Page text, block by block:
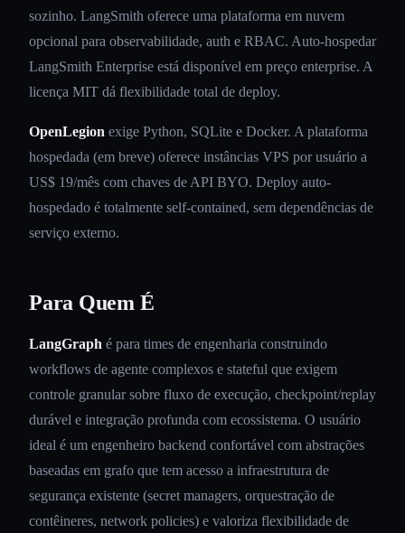
sozinho. LangSmith oferece uma plataforma em nuvem
opcional para observabilidade, auth e RBAC. Auto-hospedar
LangSmith Enterprise está disponível em preço enterprise. A
licença MIT dá flexibilidade total de deploy.
OpenLegion exige Python, SQLite e Docker. A plataforma
hospedada (em breve) oferece instâncias VPS por usuário a
US$ 19/mês com chaves de API BYO. Deploy auto-
hospedado é totalmente self-contained, sem dependências de
serviço externo.
Para Quem É
LangGraph é para times de engenharia construindo
workflows de agente complexos e stateful que exigem
controle granular sobre fluxo de execução, checkpoint/replay
durável e integração profunda com ecossistema. O usuário
ideal é um engenheiro backend confortável com abstrações
baseadas em grafo que tem acesso a infraestrutura de
segurança existente (secret managers, orquestração de
contêineres, network policies) e valoriza flexibilidade de